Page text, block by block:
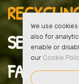
FARSTA?
We use
also for
enable or
our Cookie